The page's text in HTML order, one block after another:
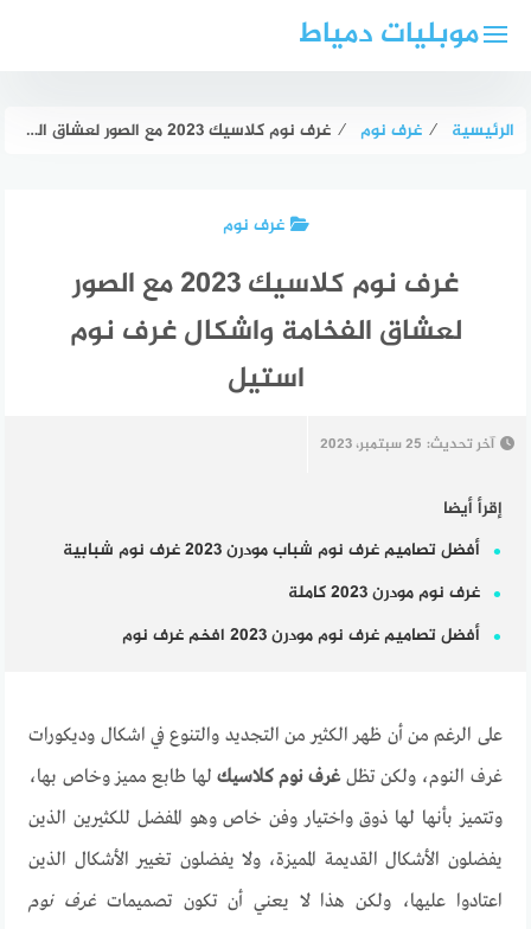
موبليات دمياط
الرئيسية ⁄ غرف نوم ⁄ غرف نوم كلاسيك 2023 مع الصور لعشاق الفخامة واشكال غرف نوم استيل
غرف نوم
غرف نوم كلاسيك 2023 مع الصور
لعشاق الفخامة واشكال غرف نوم
استيل
آخر تحديث: 25 سبتمبر، 2023
إقرأ أيضا
أفضل تصاميم غرف نوم شباب مودرن 2023 غرف نوم شبابية
غرف نوم مودرن 2023 كاملة
أفضل تصاميم غرف نوم مودرن 2023 افخم غرف نوم
على الرغم من أن ظهر الكثير من التجديد والتنوع في اشكال وديكورات
غرف النوم، ولكن تظلغرف نوم كلاسيك لها طابع مميز وخاص بها،
وتتميز بأنها لها ذوق واختيار وفن خاص وهو المفضل للكثيرين الذين
يفضلون الأشكال القديمة المميزة، ولا يفضلون تغيير الأشكال الذين
اعتادوا عليها، ولكن هذا لا يعني أن تكون تصميمات غرف نوم